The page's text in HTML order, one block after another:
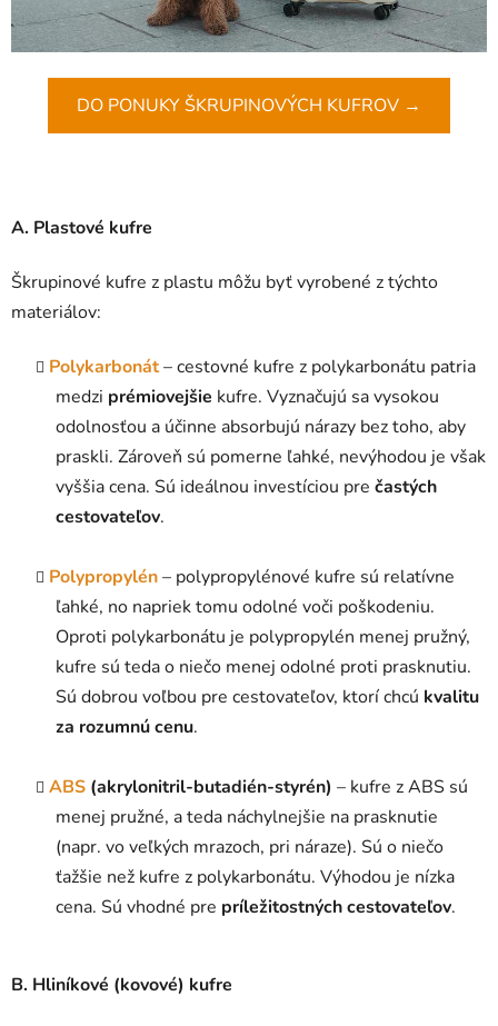
DO PONUKY ŠKRUPINOVÝCH KUFROV →
A. Plastové kufre
Škrupinové kufre z plastu môžu byť vyrobené z týchto
materiálov:
Polykarbonát– cestovné kufre z polykarbonátu patria
medzi prémiovejšie kufre. Vyznačujú sa vysokou
odolnosťou a účinne absorbujú nárazy bez toho, aby
praskli. Zároveň sú pomerne ľahké, nevýhodou je však
vyššia cena. Sú ideálnou investíciou pre častých
cestovateľov.
Polypropylén– polypropylénové kufre sú relatívne
ľahké, no napriek tomu odolné voči poškodeniu.
Oproti polykarbonátu je polypropylén menej pružný,
kufre sú teda o niečo menej odolné proti prasknutiu.
Sú dobrou voľbou pre cestovateľov, ktorí chcú kvalitu
za rozumnú cenu.
ABS (akrylonitril-butadién-styrén) – kufre z ABS sú
menej pružné, a teda náchylnejšie na prasknutie
(napr. vo veľkých mrazoch, pri náraze). Sú o niečo
ťažšie než kufre z polykarbonátu. Výhodou je nízka
cena. Sú vhodné pre príležitostných cestovateľov.
B. Hliníkové (kovové) kufre